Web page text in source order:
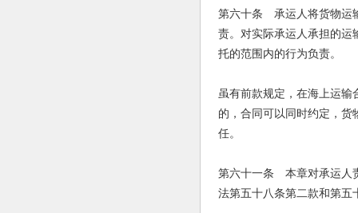
第六十条 承运人将货物运
责。对实际承运人承担的运
托的范围内的行为负责。
虽有前款规定，在海上运
的，合同可以同时约定，
任。
第六十一条 本章对承运人
法第五十八条第二款和第五